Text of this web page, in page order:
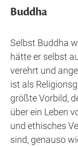
Buddha
Selbst Buddha
hätte er selbst
verehrt und
ist als
größte Vorbild,
über ein Leben
und ethisches
sind, genauso